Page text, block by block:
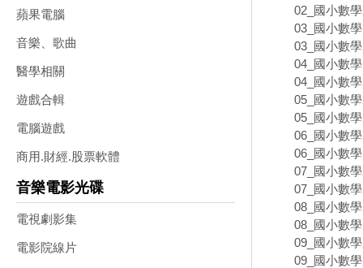
蘋果電腦
音樂、歌曲
醫學相關
遊戲合輯
電腦遊戲
商用.財經.股票軟體
音樂電影光碟
電視劇影集
電影院線片
02_國小數
03_國小數
03_國小數
04_國小數
04_國小數
05_國小數
05_國小數
06_國小數
06_國小數
07_國小數
07_國小數
08_國小數
08_國小數
09_國小數
09_國小數